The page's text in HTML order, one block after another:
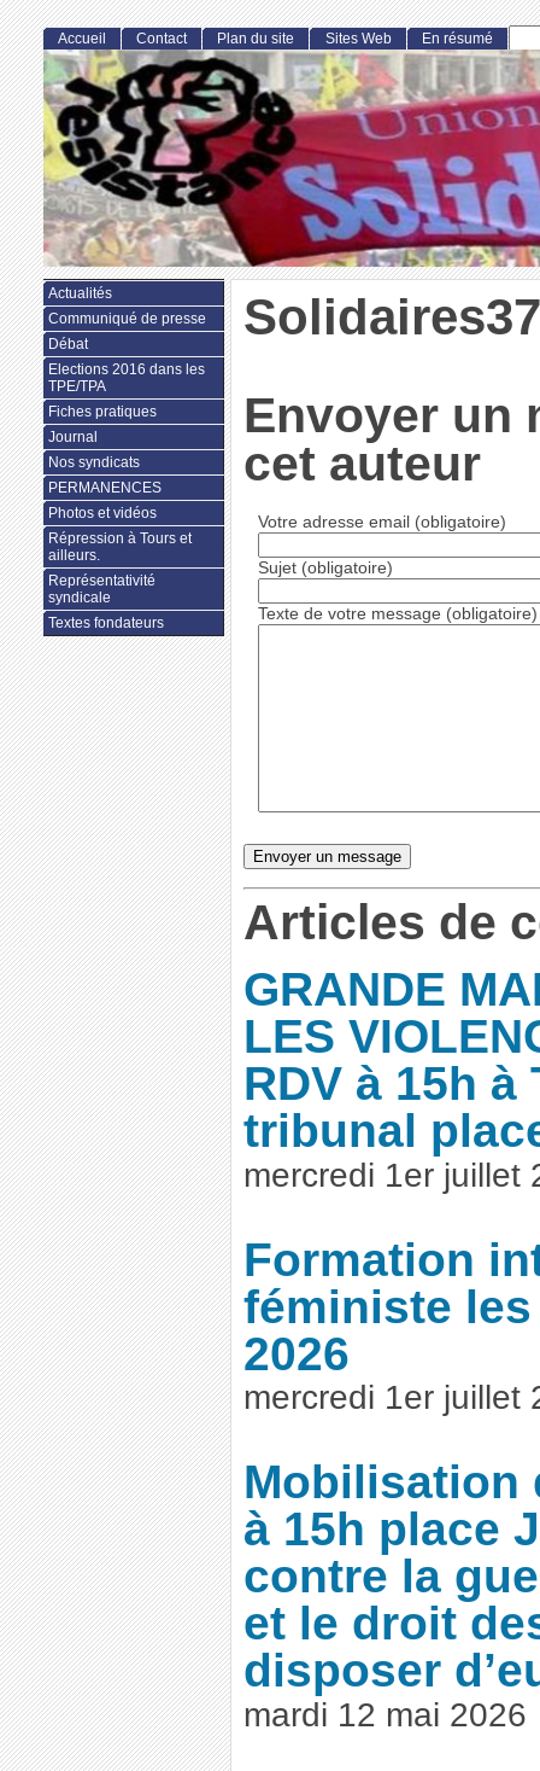
Solidaires37
Envoyer un
cet auteur
Votre adresse email (obligatoire)
Sujet (obligatoire)
Texte de votre message (obligatoire)
Articles de
GRANDE
LES
RDV à 15h à
tribunal
mercredi 1er juillet
Formation
féministe
2026
mercredi 1er juillet
Mobilisation
à 15h place
contre la
et le droit
disposer
mardi 12 mai 2026
Accueil Contact Plan du site Sites Web En résumé
Actualités
Communiqué de presse
Débat
Elections 2016 dans les
TPE/TPA
Fiches pratiques
Journal
Nos syndicats
PERMANENCES
Photos et vidéos
Répression à Tours et
ailleurs.
Représentativité
syndicale
Textes fondateurs